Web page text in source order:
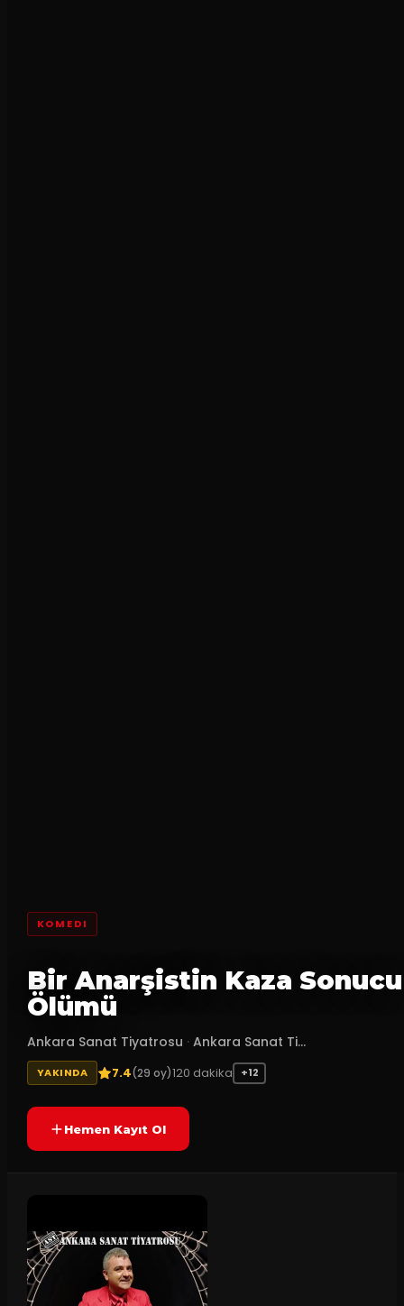
KOMEDI
Bir Anarşistin Kaza Sonucu
Ölümü
Ankara Sanat Tiyatrosu · Ankara Sanat Ti...
YAKINDA 7.4(29 oy)120 dakika +12
Hemen Kayıt Ol